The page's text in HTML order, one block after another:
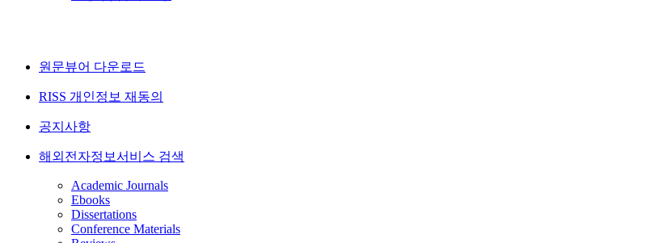
원문뷰어 다운로드
RISS 개인정보 재동의
공지사항
해외전자정보서비스 검색
Academic Journals
Ebooks
Dissertations
Conference Materials